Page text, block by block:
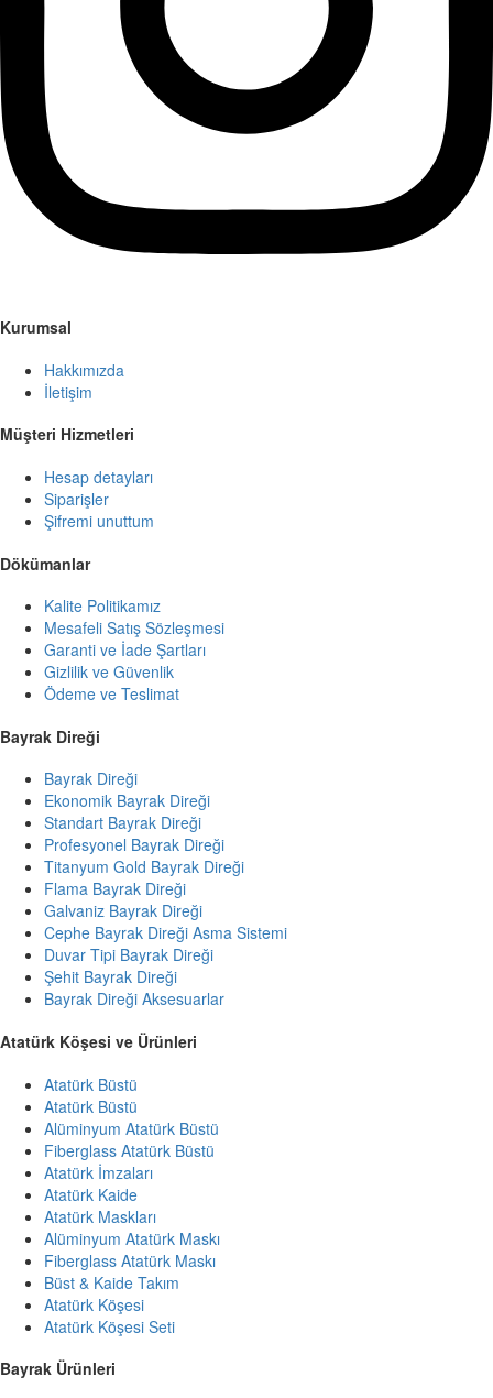
Kurumsal
Hakkımızda
İletişim
Müşteri Hizmetleri
Hesap detayları
Siparişler
Şifremi unuttum
Dökümanlar
Kalite Politikamız
Mesafeli Satış Sözleşmesi
Garanti ve İade Şartları
Gizlilik ve Güvenlik
Ödeme ve Teslimat
Bayrak Direği
Bayrak Direği
Ekonomik Bayrak Direği
Standart Bayrak Direği
Profesyonel Bayrak Direği
Titanyum Gold Bayrak Direği
Flama Bayrak Direği
Galvaniz Bayrak Direği
Cephe Bayrak Direği Asma Sistemi
Duvar Tipi Bayrak Direği
Şehit Bayrak Direği
Bayrak Direği Aksesuarlar
Atatürk Köşesi ve Ürünleri
Atatürk Büstü
Atatürk Büstü
Alüminyum Atatürk Büstü
Fiberglass Atatürk Büstü
Atatürk İmzaları
Atatürk Kaide
Atatürk Maskları
Alüminyum Atatürk Maskı
Fiberglass Atatürk Maskı
Büst & Kaide Takım
Atatürk Köşesi
Atatürk Köşesi Seti
Bayrak Ürünleri